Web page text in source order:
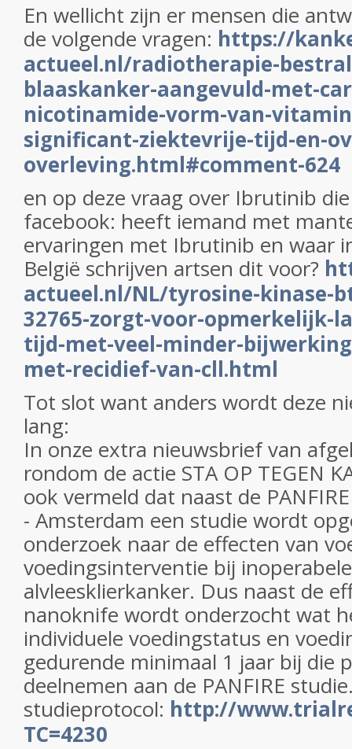
En wellicht zijn er mensen die
de volgende vragen: https://
actueel.nl/radiotherapie-
blaaskanker-aangevuld-met-
nicotinamide-vorm-van-
significant-ziektevrije-tijd-en-
overleving.html#comment-624
en op deze vraag over Ibrutinib
facebook: heeft iemand met
ervaringen met Ibrutinib en waar
België schrijven artsen dit voor?
actueel.nl/NL/tyrosine-kinase-
32765-zorgt-voor-opmerkelijk-
tijd-met-veel-minder-
met-recidief-van-cll.html
Tot slot want anders wordt deze
lang:
In onze extra nieuwsbrief van
rondom de actie STA OP TEGEN
ook vermeld dat naast de
- Amsterdam een studie wordt
onderzoek naar de effecten van
voedingsinterventie bij inoperabele
alvleesklierkanker. Dus naast de
nanoknife wordt onderzocht wat
individuele voedingstatus en
gedurende minimaal 1 jaar bij die
deelnemen aan de PANFIRE
studieprotocol: http://
TC=4230